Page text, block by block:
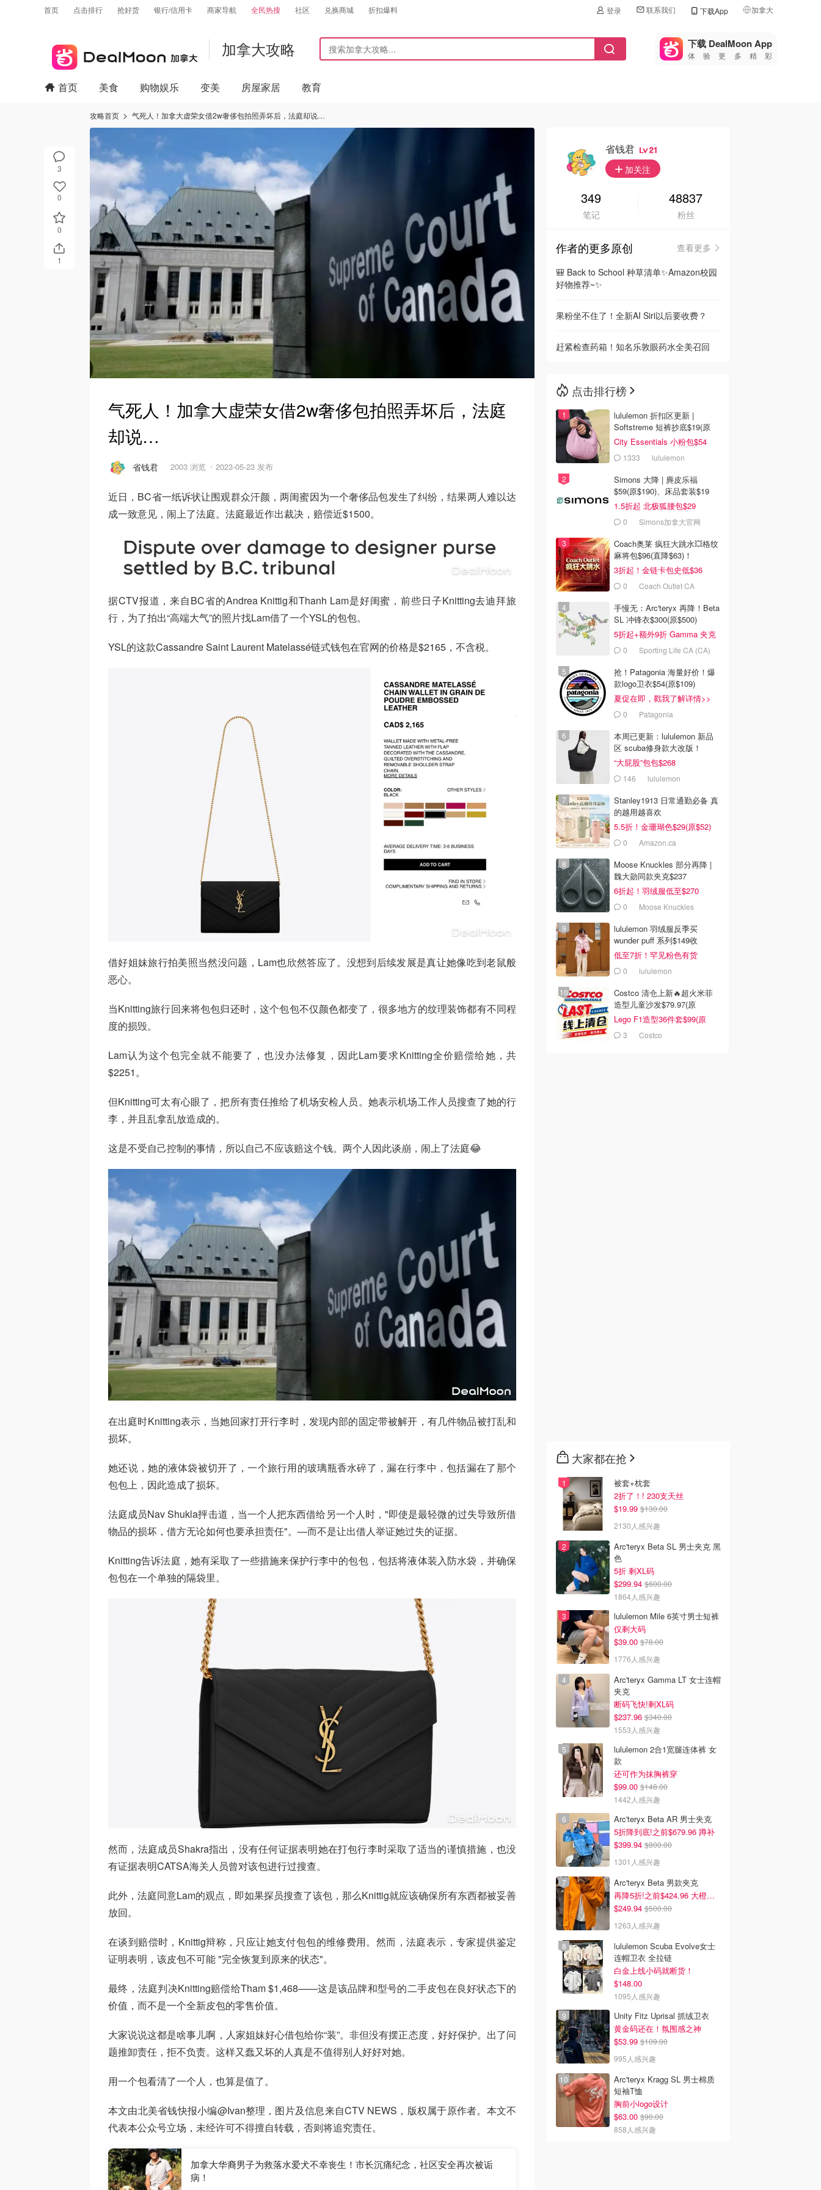
首页 点击排行 抢好货 银行/信用卡 商家导航 全民热搜 社区 兑换商城 折扣爆料 登录 联系我们 下载App 加拿大
🇺🇸
美国
🇨🇳中国
🇮🇹
🇦🇺
🇳🇿新西兰
加拿大攻略 下载 DealMoon App
体验更多精彩
3
0
0
1
首页 美食 购物娱乐 变美 房屋家居 教育
攻略首页 气死人！加拿大虚荣女借2w奢侈包拍照弄坏后，法庭却说…
气死人！加拿大虚荣女借2w奢侈包拍照弄坏后，法庭
却说…
省钱君 2003 浏览 2023-05-23 发布
近日，BC省一纸诉状让围观群众汗颜，两闺蜜因为一个奢侈品包发生了纠纷，结果两人难以达
成一致意见，闹上了法庭。法庭最近作出裁决，赔偿近$1500。
据CTV报道，来自BC省的Andrea Knittig和Thanh Lam是好闺蜜，前些日子Knitting去迪拜旅
行，为了拍出“高端大气”的照片找Lam借了一个YSL的包包。
YSL的这款Cassandre Saint Laurent Matelassé链式钱包在官网的价格是$2165，不含税。
借好姐妹旅行拍美照当然没问题，Lam也欣然答应了。没想到后续发展是真让她像吃到老鼠般
恶心。
当Knitting旅行回来将包包归还时，这个包包不仅颜色都变了，很多地方的纹理装饰都有不同程
度的损毁。
Lam认为这个包完全就不能要了，也没办法修复，因此Lam要求Knitting全价赔偿给她，共
$2251。
但Knitting可太有心眼了，把所有责任推给了机场安检人员。她表示机场工作人员搜查了她的行
李，并且乱拿乱放造成的。
这是不受自己控制的事情，所以自己不应该赔这个钱。两个人因此谈崩，闹上了法庭😂
在出庭时Knitting表示，当她回家打开行李时，发现内部的固定带被解开，有几件物品被打乱和
损坏。
她还说，她的液体袋被切开了，一个旅行用的玻璃瓶香水碎了，漏在行李中，包括漏在了那个
包包上，因此造成了损坏。
法庭成员Nav Shukla抨击道，当一个人把东西借给另一个人时，"即使是最轻微的过失导致所借
物品的损坏，借方无论如何也要承担责任"。—而不是让出借人举证她过失的证据。
Knitting告诉法庭，她有采取了一些措施来保护行李中的包包，包括将液体装入防水袋，并确保
包包在一个单独的隔袋里。
然而，法庭成员Shakra指出，没有任何证据表明她在打包行李时采取了适当的谨慎措施，也没
有证据表明CATSA海关人员曾对该包进行过搜查。
此外，法庭同意Lam的观点，即如果探员搜查了该包，那么Knittig就应该确保所有东西都被妥善
放回。
在谈到赔偿时，Knittig辩称，只应让她支付包包的维修费用。然而，法庭表示，专家提供鉴定
证明表明，该皮包不可能 "完全恢复到原来的状态"。
最终，法庭判决Knitting赔偿给Tham $1,468——这是该品牌和型号的二手皮包在良好状态下的
价值，而不是一个全新皮包的零售价值。
大家说说这都是啥事儿啊，人家姐妹好心借包给你“装”。非但没有摆正态度，好好保护。出了问
题推卸责任，拒不负责。这样又蠢又坏的人真是不值得别人好好对她。
用一个包看清了一个人，也算是值了。
本文由北美省钱快报小编@Ivan整理，图片及信息来自CTV NEWS，版权属于原作者。本文不
代表本公众号立场，未经许可不得擅自转载，否则将追究责任。
加拿大华裔男子为救落水爱犬不幸丧生！市长沉痛纪念，社区安全再次被诟
病！
省钱君 21
加关注
349
笔记
48837
粉丝
作者的更多原创
查看更多
🎒 Back to School 种草清单✨Amazon校园
好物推荐~✨
果粉坐不住了！全新AI Siri以后要收费？
赶紧检查药箱！知名乐敦眼药水全美召回
点击排行榜
lululemon 折扣区更新 |
Softstreme 短裤抄底$19(原
$88)
City Essentials 小粉包$54
1333 lululemon
Simons 大降 | 麂皮乐福
$59(原$190)、床品套装$19
1.5折起 北极狐腰包$29
0 Simons加拿大官网
Coach奥莱 疯狂大跳水💥格纹
麻将包$96(直降$63)！
3折起！金链卡包史低$36
0 Coach Outlet CA
手慢无：Arc'teryx 再降！Beta
SL 冲锋衣$300(原$500)
5折起+额外9折 Gamma 夹克
$2380 Sporting Life CA (CA)
抢！Patagonia 海量好价！爆
款logo卫衣$54(原$109)
夏促在即，戳我了解详情>>
0 Patagonia
本周已更新：lululemon 新品
区 scuba修身款大改版！
“大屁股”包包$268
146 lululemon
Stanley1913 日常通勤必备 真
的越用越喜欢
5.5折！金珊瑚色$29(原$52)
0 Amazon.ca
Moose Knuckles 部分再降 |
魏大勋同款夹克$237
6折起！羽绒服低至$270
0 Moose Knuckles
lululemon 羽绒服反季买
wunder puff 系列$149收
低至7折！罕见粉色有货
0 lululemon
Costco 清仓上新🔥超火米菲
造型儿童沙发$79.97(原
$129.99)
Lego F1造型36件套$99(原
$159)
3 Costco
大家都在抢
被套+枕套
2折了！! 230支天丝
$19.99 $130.00
2130人感兴趣
Arc'teryx Beta SL 男士夹克 黑
色
5折 剩XL码
$299.94 $600.00
1864人感兴趣
lululemon Mile 6英寸男士短裤
仅剩大码
$39.00 $78.00
1776人感兴趣
Arc'teryx Gamma LT 女士连帽
夹克
断码飞快!剩XL码
$237.96 $340.00
1553人感兴趣
lululemon 2合1宽腿连体裤 女
款
还可作为抹胸裤穿
$99.00 $148.00
1442人感兴趣
Arc'teryx Beta AR 男士夹克
5折降到底!之前$679.96 蹲补
$399.94 $800.00
1301人感兴趣
Arc'teryx Beta 男款夹克
再降5折!之前$424.96 大橙子好显白 蹲补
$249.94 $500.00
1263人感兴趣
lululemon Scuba Evolve女士
连帽卫衣 全拉链
白金上线小码就断货！
$148.00
1095人感兴趣
Unity Fitz Uprisal 抓绒卫衣
黄金码还在！氛围感之神
$53.99 $109.00
995人感兴趣
Arc'teryx Kragg SL 男士棉质
短袖T恤
胸前小logo设计
$63.00 $90.00
858人感兴趣